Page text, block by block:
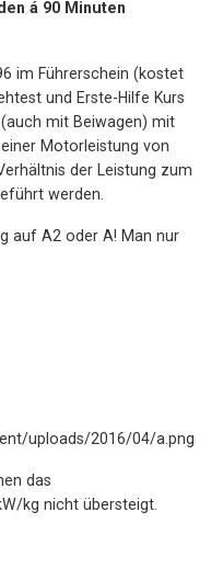
á 90 Minuten
im Führerschein (kostet
und Erste-Hilfe Kurs
mit Beiwagen) mit
Motorleistung von
der Leistung zum
werden.
auf A2 oder A! Man nur
das
kg nicht übersteigt.